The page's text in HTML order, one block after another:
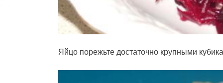
Яйцо порежьте достаточно крупными